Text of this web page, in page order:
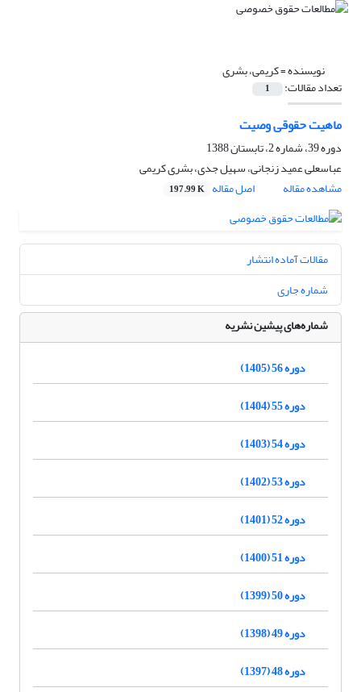
نویسنده =کریمی، بشری
تعداد مقالات: 1
ماهیت حقوقی وصیت
دوره 39، شماره 2، تابستان 1388
عباسعلی عمید زنجانی، سهیل جدی، بشری کریمی
مشاهده مقاله
اصل مقاله 197.99 K
مقالات آماده انتشار
شماره جاری
شماره‌های پیشین نشریه
دوره 56 (1405)
دوره 55 (1404)
دوره 54 (1403)
دوره 53 (1402)
دوره 52 (1401)
دوره 51 (1400)
دوره 50 (1399)
دوره 49 (1398)
دوره 48 (1397)